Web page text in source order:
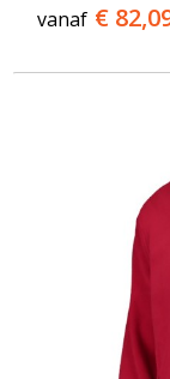
vanaf €